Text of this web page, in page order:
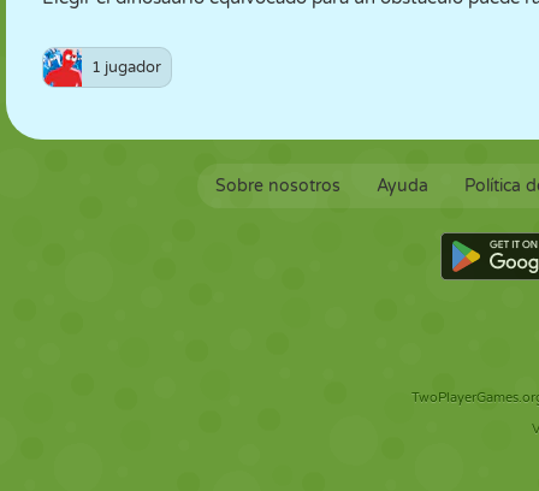
1 jugador
Sobre nosotros Ayuda Política